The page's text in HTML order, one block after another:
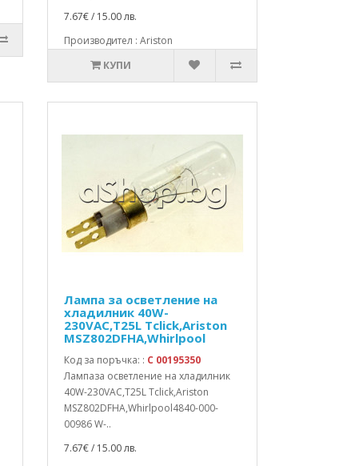
7.67€ / 15.00 лв.
Производител : Ariston
КУПИ
Лампа за осветление на
хладилник 40W-
230VAC,T25L Tclick,Ariston
MSZ802DFHA,Whirlpool
Код за поръчка: : C 00195350
Лампаза осветление на хладилник
40W-230VAC,T25L Tclick,Ariston
MSZ802DFHA,Whirlpool4840-000-
00986 W-..
7.67€ / 15.00 лв.